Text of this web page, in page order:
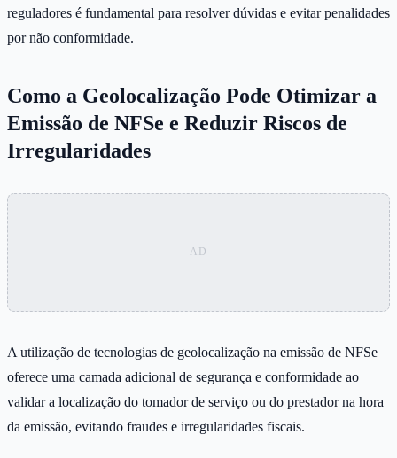
reguladores é fundamental para resolver dúvidas e evitar penalidades
por não conformidade.
Como a Geolocalização Pode Otimizar a
Emissão de NFSe e Reduzir Riscos de
Irregularidades
A utilização de tecnologias de geolocalização na emissão de NFSe
oferece uma camada adicional de segurança e conformidade ao
validar a localização do tomador de serviço ou do prestador na hora
da emissão, evitando fraudes e irregularidades fiscais.